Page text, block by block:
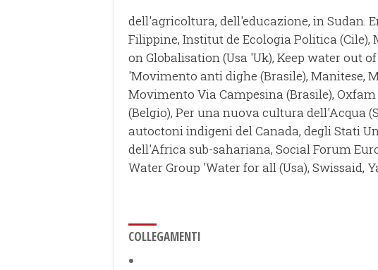
dell'agricoltura, dell'educazione, in Sudan.
Filippine, Institut de Ecologia Politica
on Globalisation (Usa 'Uk), Keep water out
'Movimento anti dighe (Brasile), Manitese,
Movimento Via Campesina (Brasile),
(Belgio), Per una nuova cultura dell'Acqua
autoctoni indigeni del Canada, degli Stati
dell'Africa sub-sahariana, Social Forum
Water Group 'Water for all (Usa), Swissaid,
COLLEGAMENTI